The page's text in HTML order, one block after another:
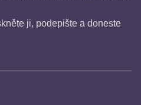
ji, podepište a doneste